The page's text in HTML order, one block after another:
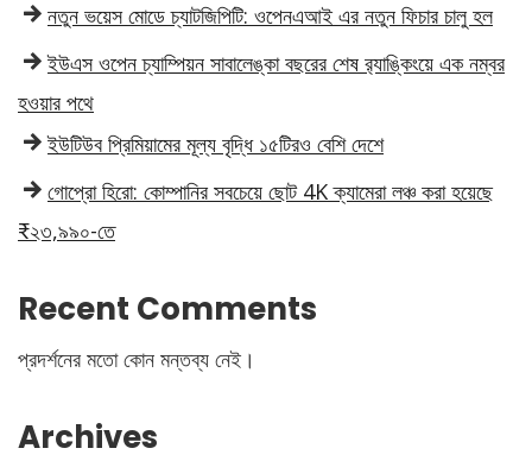
নতুন ভয়েস মোডে চ্যাটজিপিটি: ওপেনএআই এর নতুন ফিচার চালু হল
ইউএস ওপেন চ্যাম্পিয়ন সাবালেঙ্কা বছরের শেষ র‍্যাঙ্কিংয়ে এক নম্বর
হওয়ার পথে
ইউটিউব প্রিমিয়ামের মূল্য বৃদ্ধি ১৫টিরও বেশি দেশে
গোপ্রো হিরো: কোম্পানির সবচেয়ে ছোট 4K ক্যামেরা লঞ্চ করা হয়েছে
₹২৩,৯৯০-তে
Recent Comments
প্রদর্শনের মতো কোন মন্তব্য নেই।
Archives